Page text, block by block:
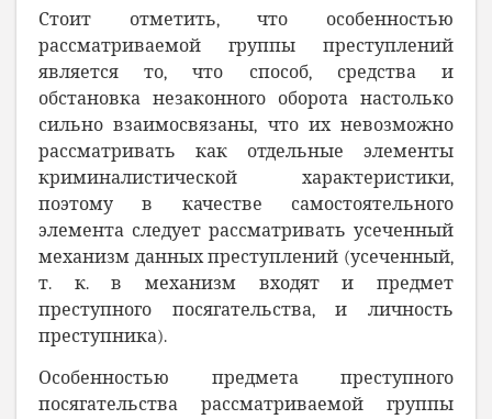
Стоит отметить, что особенностью
рассматриваемой группы преступлений
является то, что способ, средства и
обстановка незаконного оборота настолько
сильно взаимосвязаны, что их невозможно
рассматривать как отдельные элементы
криминалистической характеристики,
поэтому в качестве самостоятельного
элемента следует рассматривать усеченный
механизм данных преступлений (усеченный,
т. к. в механизм входят и предмет
преступного посягательства, и личность
преступника).
Особенностью предмета преступного
посягательства рассматриваемой группы